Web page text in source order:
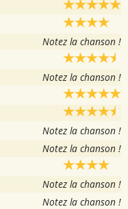
Notez la chanson !
Notez la chanson !
Notez la chanson !
Notez la chanson !
Notez la chanson !
Notez la chanson !